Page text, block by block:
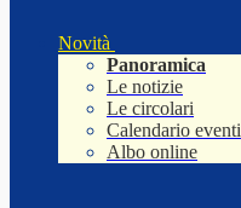
Novità
Panoramica
Le notizie
Le circolari
Calendario eventi
Albo online